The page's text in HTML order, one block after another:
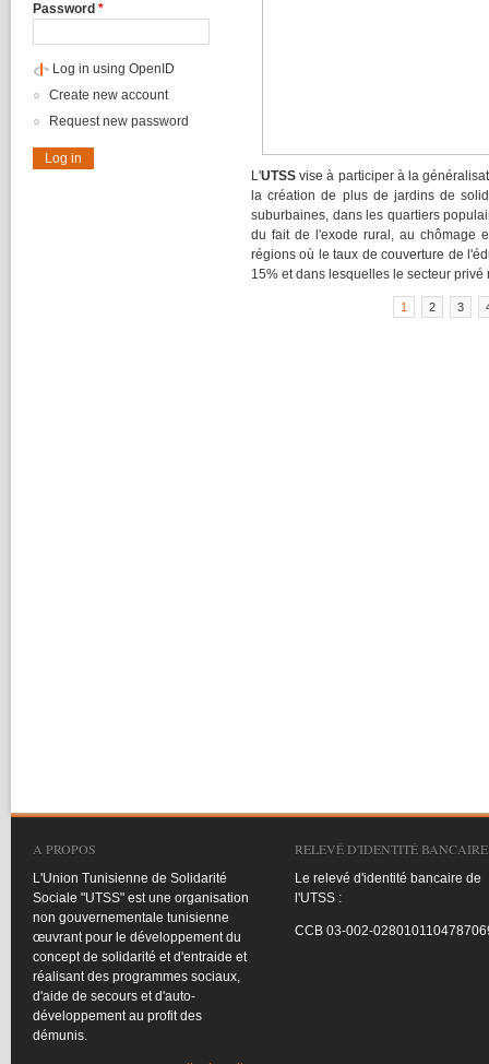
L'UTSS vise à participer à la
la création de plus de jardins de
suburbaines, dans les quartiers
du fait de l'exode rural, au chômage
régions où le taux de couverture de
15% et dans lesquelles le secteur privé
1 2 3
Password *
Log in using OpenID
Create new account
Request new password
A PROPOS
L'Union Tunisienne de Solidarité
Sociale "UTSS" est une organisation
non gouvernementale tunisienne
œuvrantpour le développementdu
concept de solidarité etd'entraide et
réalisantdes programmes sociaux,
d'aide de secours etd'auto-
développementau profit des
démunis.
RELEVÉ D'IDENTITÉ BANCAIRE
Le relevé d'identité bancaire de
l'UTSS :
CCB 03-002-